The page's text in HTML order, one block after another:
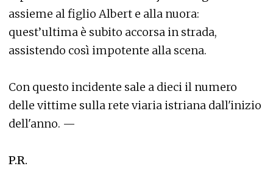
assieme al figlio Albert e alla nuora:
quest’ultima è subito accorsa in strada,
assistendo così impotente alla scena.
Con questo incidente sale a dieci il numero
delle vittime sulla rete viaria istriana dall'inizio
dell'anno. —
P.R.